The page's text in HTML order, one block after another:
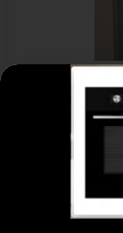
מקרר קופרבוש אינטגרלי Kuppersbusch IKE 3270 פתיחה לצד ימין